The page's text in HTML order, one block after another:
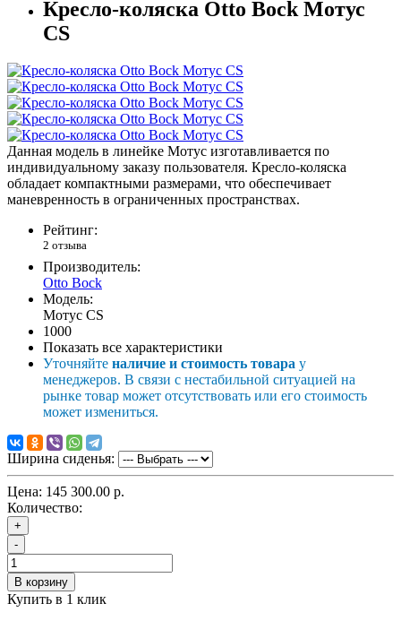
Кресло-коляска Otto Bock Мотус
CS
Данная модель в линейке Мотус изготавливается по
индивидуальному заказу пользователя. Кресло-коляска
обладает компактными размерами, что обеспечивает
маневренность в ограниченных пространствах.
Рейтинг:
2 отзыва
Производитель:
Otto Bock
Модель:
Мотус CS
1000
Показать все характеристики
Уточняйте наличие и стоимость товара у
менеджеров. В связи с нестабильной ситуацией на
рынке товар может отсутствовать или его стоимость
может измениться.
Ширина сиденья:
Цена: 145 300.00 р.
Количество:
+
-
В корзину
Купить в 1 клик